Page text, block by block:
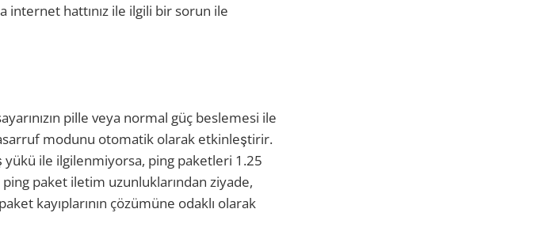
internet hattınız ile ilgili bir sorun ile
pille veya normal güç beslemesi ile
tasarruf modunu otomatik olarak etkinleştirir.
yükü ile ilgilenmiyorsa, ping paketleri 1.25
paket iletim uzunluklarından ziyade,
kayıplarının çözümüne odaklı olarak